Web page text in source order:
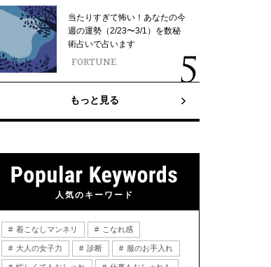
当たりすぎて怖い！あなたの今
週の運勢（2/23〜3/1）を数秘
術占いで占います
FORTUNE
もっと見る
人気のキーワード
着こなしマンネリ こなれ感
大人の女子力 診断 服のお手入れ